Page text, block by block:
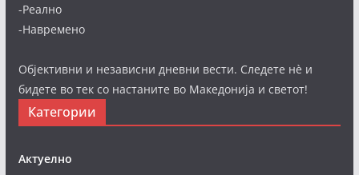
-Реално
-Навремено
Објективни и независни дневни вести. Следете нè и
бидете во тек со настаните во Македонија и светот!
Категории
Актуелно